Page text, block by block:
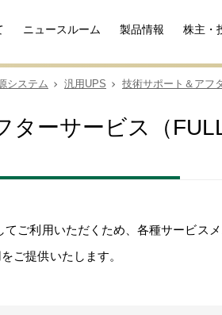
ニュースルーム 製品情報 株主・
システム 汎用UPS 技術サポート＆アフ
ターサービス（
ご利用いただくため、各種サービスメ
ご提供いたします。